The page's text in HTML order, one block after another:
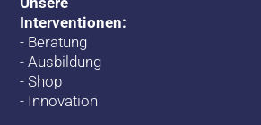
Interventionen:
- Beratung
-Ausbildung
-Shop
- Innovation